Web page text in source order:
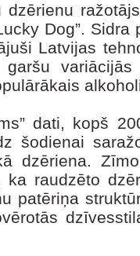
Dog”.
Latvijas
dati, kopš
šodienai
dzēriena.
ka raudzēto
patēriņa